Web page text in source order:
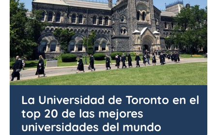
La Universidad de Toronto en el
top 20 de las mejores
universidades del mundo